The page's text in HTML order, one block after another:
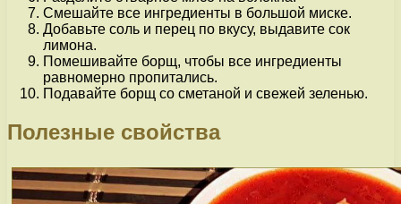
Смешайте все ингредиенты в большой миске.
Добавьте соль и перец по вкусу, выдавите сок
лимона.
Помешивайте борщ, чтобы все ингредиенты
равномерно пропитались.
Подавайте борщ со сметаной и свежей зеленью.
Полезные свойства